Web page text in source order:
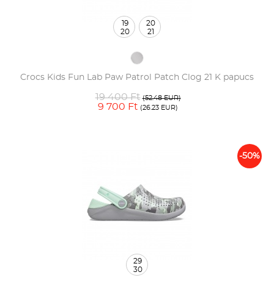
Crocs Kids Fun Lab Paw Patrol Patch Clog 21 K papucs
19 400 Ft (52.48 EUR)
9 700 Ft (26.23 EUR)
19
20
20
21
-50%
29
30